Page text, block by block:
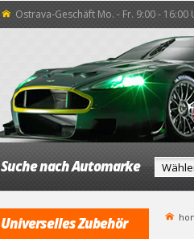
Ostrava-Geschäft Mo. - Fr. 9:00 - 16:00
Suche nach Automarke
Universelles Zubehör